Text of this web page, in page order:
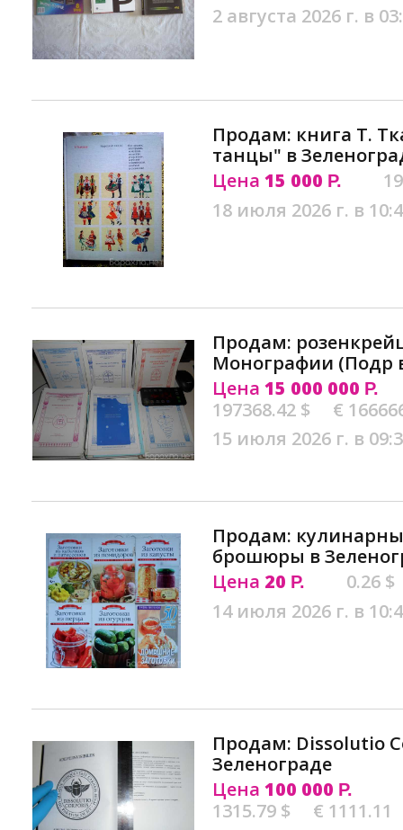
2 августа 2026 г. в
Продам: книга Т.
танцы" в
Цена 15 000 Р.
18 июля 2026 г. в
Продам:
Монографии (Подр
Цена 15 000 000 Р.
197368.42 $
€
15 июля 2026 г. в
Продам:
брошюры в
Цена 20 Р.
0.26 $
14 июля 2026 г. в
Продам: Dissolutio
Зеленограде
Цена 100 000 Р.
1315.79 $
€ 1111.11